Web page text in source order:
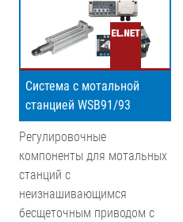
Система с мотальной
станцией WSB91/93
Регулировочные
компоненты для мотальных
станций с
неизнашивающимся
бесщеточным приводом с